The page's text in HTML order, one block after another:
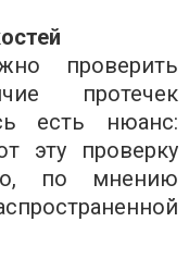
проверить
протечек
есть нюанс:
эту проверку
по мнению